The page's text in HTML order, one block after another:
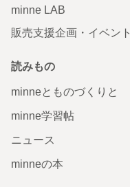
minne LAB
販売支援企画・イベント
読みもの
minneとものづくりと
minne学習帖
ニュース
minneの本